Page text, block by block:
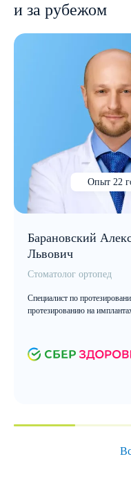
и за рубежом
Опыт 22
Барановский
Львович
Стоматолог ортопед
Специалист по
протезированию на